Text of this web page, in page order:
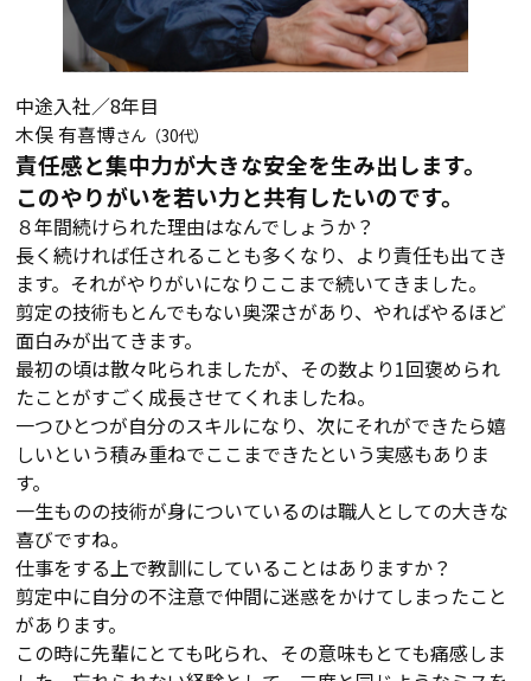
中途入社／8年目
木俣 有喜博さん（30代）
責任感と集中力が大きな安全を生み出します。
このやりがいを若い力と共有したいのです。
８年間続けられた理由はなんでしょうか？
長く続ければ任されることも多くなり、より責任も出てき
ます。それがやりがいになりここまで続いてきました。
剪定の技術もとんでもない奥深さがあり、やればやるほど
面白みが出てきます。
最初の頃は散々叱られましたが、その数より1回褒められ
たことがすごく成長させてくれましたね。
一つひとつが自分のスキルになり、次にそれができたら嬉
しいという積み重ねでここまできたという実感もありま
す。
一生ものの技術が身についているのは職人としての大きな
喜びですね。
仕事をする上で教訓にしていることはありますか？
剪定中に自分の不注意で仲間に迷惑をかけてしまったこと
があります。
この時に先輩にとても叱られ、その意味もとても痛感しま